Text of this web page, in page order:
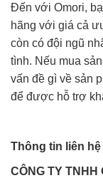
Đến với Omori,
hãng với giá cả
còn có đội ngũ
tình. Nếu mua
vấn đề gì về sản
để được hỗ trợ
Thông tin liên hệ
CÔNG TY TNHH